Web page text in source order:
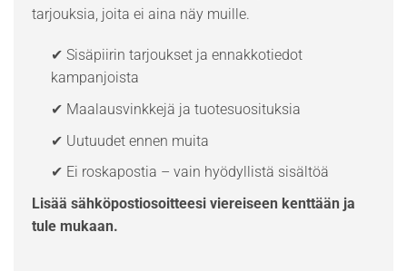
tarjouksia, joita ei aina näy muille.
✔ Sisäpiirin tarjoukset ja ennakkotiedot
kampanjoista
✔ Maalausvinkkejä ja tuotesuosituksia
✔ Uutuudet ennen muita
✔ Ei roskapostia – vain hyödyllistä sisältöä
Lisää sähköpostiosoitteesi viereiseen kenttään ja
tule mukaan.